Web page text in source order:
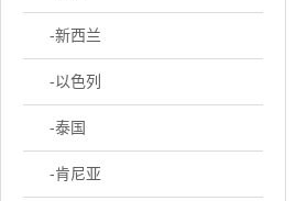
-新西兰
-以色列
-泰国
-肯尼亚